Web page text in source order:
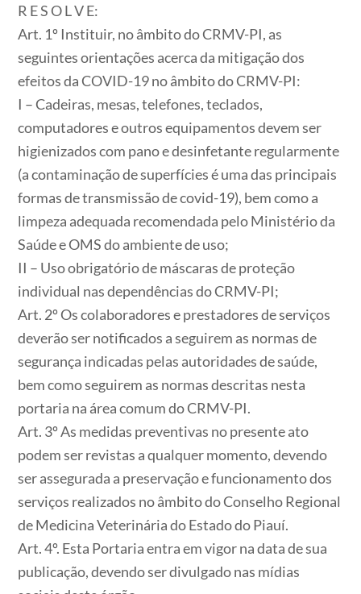
R E S O L V E:
Art. 1º Instituir, no âmbito do CRMV-PI, as
seguintes orientações acerca da mitigação dos
efeitos da COVID-19 no âmbito do CRMV-PI:
I – Cadeiras, mesas, telefones, teclados,
computadores e outros equipamentos devem ser
higienizados com pano e desinfetante regularmente
(a contaminação de superfícies é uma das principais
formas de transmissão de covid-19), bem como a
limpeza adequada recomendada pelo Ministério da
Saúde e OMS do ambiente de uso;
II – Uso obrigatório de máscaras de proteção
individual nas dependências do CRMV-PI;
Art. 2º Os colaboradores e prestadores de serviços
deverão ser notificados a seguirem as normas de
segurança indicadas pelas autoridades de saúde,
bem como seguirem as normas descritas nesta
portaria na área comum do CRMV-PI.
Art. 3º As medidas preventivas no presente ato
podem ser revistas a qualquer momento, devendo
ser assegurada a preservação e funcionamento dos
serviços realizados no âmbito do Conselho Regional
de Medicina Veterinária do Estado do Piauí.
Art. 4º. Esta Portaria entra em vigor na data de sua
publicação, devendo ser divulgado nas mídias